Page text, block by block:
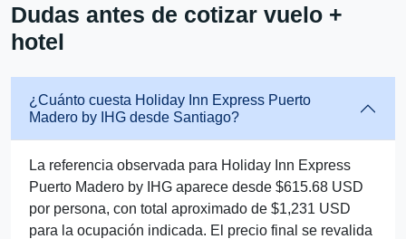
Dudas antes de cotizar vuelo +
hotel
¿Cuánto cuesta Holiday Inn Express Puerto
Madero by IHG desde Santiago?
La referencia observada para Holiday Inn Express
Puerto Madero by IHG aparece desde $615.68 USD
por persona, con total aproximado de $1,231 USD
para la ocupación indicada. El precio final se revalida